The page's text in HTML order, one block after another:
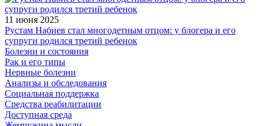
11 июня 2025
Рустам Набиев стал многодетным отцом: у блогера и его
супруги родился третий ребенок
Болезни и состояния
Рак и его типы
Нервные болезни
Анализы и обследования
Социальная поддержка
Средства реабилитации
Доступная среда